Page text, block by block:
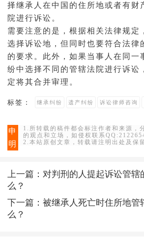
择继承人在中国的住所地或者有财
院进行诉讼。
需要注意的是，根据相关法律规定
选择诉讼地，但同时也要符合法律
的要求。此外，如果当事人在同一
纷中选择不同的管辖法院进行诉讼
定将其合并审理。
标签： 继承纠纷 遗产纠纷 诉讼律师咨询
申
明
1.所转载的稿件都会标注作者和来源，
的观点和立场，如侵权联系
2.本站原创文章，转载请注明出处及保
上一篇： 对判刑的人提起诉讼管辖
么？
下一篇：被继承人死亡时住所地管
么？